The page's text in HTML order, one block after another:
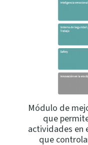
Módulo de
que
actividades en
que